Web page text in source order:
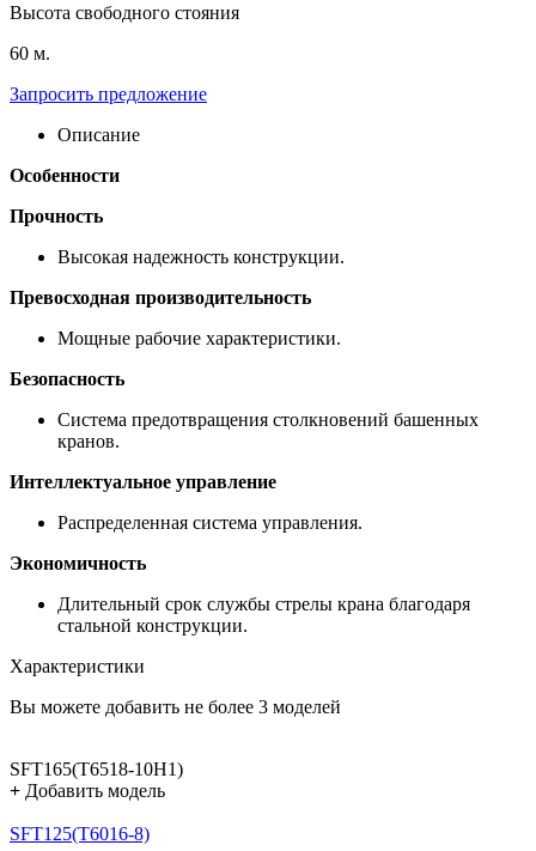
Высота свободного стояния
60 м.
Запросить предложение
Описание
Особенности
Прочность
Высокая надежность конструкции.
Превосходная производительность
Мощные рабочие характеристики.
Безопасность
Система предотвращения столкновений башенных
кранов.
Интеллектуальное управление
Распределенная система управления.
Экономичность
Длительный срок службы стрелы крана благодаря
стальной конструкции.
Характеристики
Вы можете добавить не более 3 моделей
SFT165(T6518-10H1)
+ Добавить модель
SFT125(T6016-8)